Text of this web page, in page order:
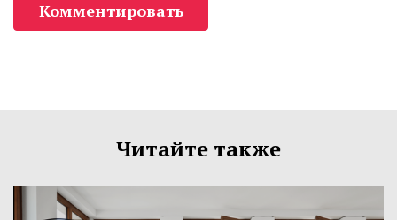
Комментировать
Читайте также